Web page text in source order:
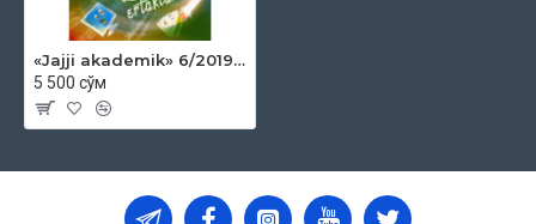
«Jajji akademik» 6/2019 (Zamonaviy ertaklar)
5 500 сўм